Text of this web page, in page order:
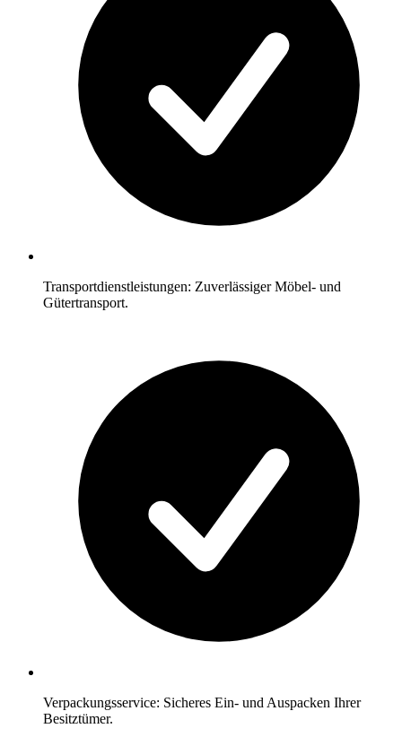
Transportdienstleistungen: Zuverlässiger Möbel- und
Gütertransport.
Verpackungsservice: Sicheres Ein- und Auspacken Ihrer
Besitztümer.